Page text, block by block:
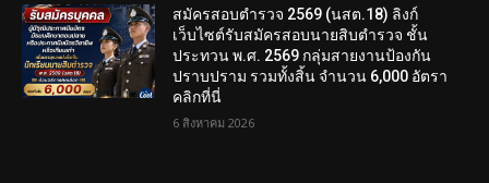
สมัครสอบตํารวจ 2569 (นสต.18) ลิงก์
เว็บไซต์รับสมัครสอบนายสิบตำรวจ ชั้น
ประทวน พ.ศ. 2569 กลุ่มสายงานป้องกัน
ปราบปราม รวมทั้งสิ้น จำนวน 6,000 อัตรา
คลิกที่นี่
6 สิงหาคม 2026